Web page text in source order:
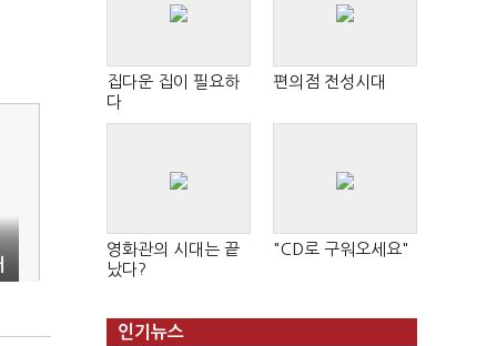
집다운 집이 필요하
다
편의점 전성시대
영화관의 시대는 끝
났다?
"CD로 구워오세요"
인기뉴스